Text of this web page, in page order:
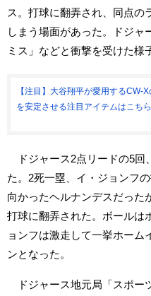
ス。打球に翻弄され、同点の
しまう場面があった。ドジャ
ミス」などと衝撃を受けた様
【注目】大谷翔平が愛用する
を安定させる注目アイテムはこち
ドジャース2点リードの5回
た。2死一塁、イ・ジョンフ
向かったヘルナンデスだった
打球に翻弄された。ボールは
ョンフは激走して一挙ホーム
ンとなった。
ドジャース地元局「スポー